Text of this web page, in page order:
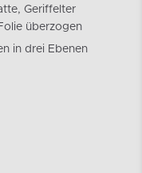
Geriffelter
überzogen
in drei Ebenen